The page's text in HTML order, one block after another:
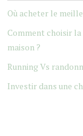
Où acheter le
Comment choisir
maison ?
Running Vs
Investir dans une